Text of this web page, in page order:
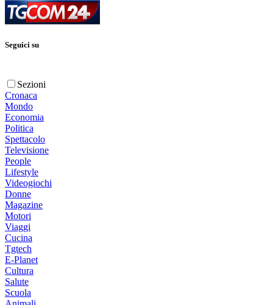
Seguici su
Sezioni
Cronaca
Mondo
Economia
Politica
Spettacolo
Televisione
People
Lifestyle
Videogiochi
Donne
Magazine
Motori
Viaggi
Cucina
Tgtech
E-Planet
Cultura
Salute
Scuola